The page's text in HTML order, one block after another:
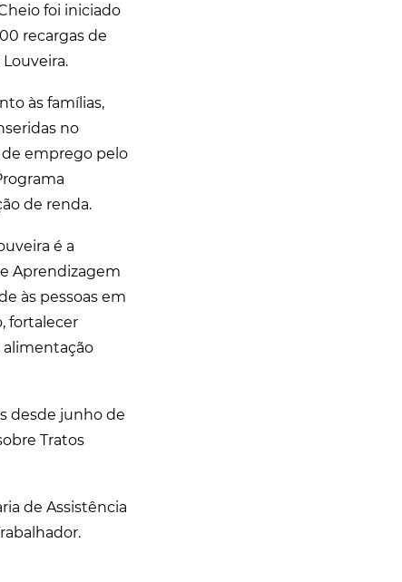
foi iniciado
recargas de
às famílias,
no
de emprego pelo
de renda.
é a
Aprendizagem
às pessoas em
fortalecer
alimentação
desde junho de
Tratos
de Assistência